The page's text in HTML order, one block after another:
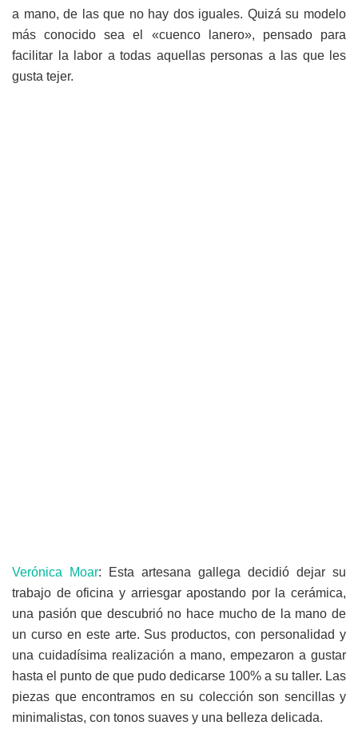
a mano, de las que no hay dos iguales. Quizá su modelo
más conocido sea el «cuenco lanero», pensado para
facilitar la labor a todas aquellas personas a las que les
gusta tejer.
Verónica Moar: Esta artesana gallega decidió dejar su
trabajo de oficina y arriesgar apostando por la cerámica,
una pasión que descubrió no hace mucho de la mano de
un curso en este arte. Sus productos, con personalidad y
una cuidadísima realización a mano, empezaron a gustar
hasta el punto de que pudo dedicarse 100% a su taller. Las
piezas que encontramos en su colección son sencillas y
minimalistas, con tonos suaves y una belleza delicada.